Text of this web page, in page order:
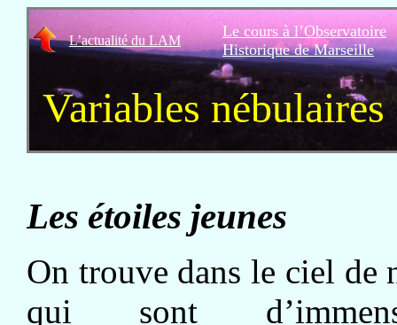
L’actualité du LAM
Le cours à l’Observatoire
Historique de Marseille
Variables nébulaires
Les étoiles jeunes
On trouve dans le ciel de
qui sont